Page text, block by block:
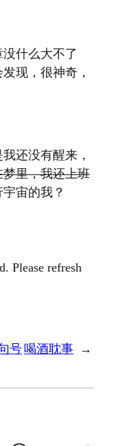
什么大不了
现，很神奇，
还没有醒来，
里，我还上班
宙的我？
Please refresh
号喝酒耽事 →